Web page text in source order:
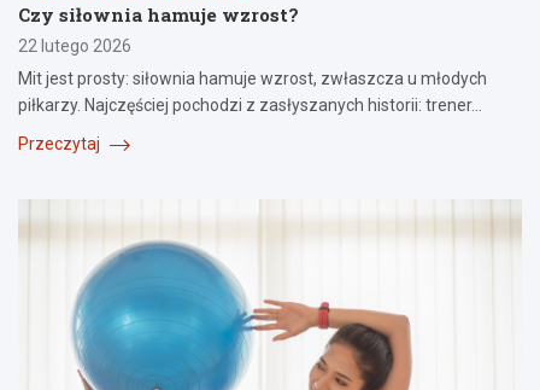
Czy siłownia hamuje wzrost?
22 lutego 2026
Mit jest prosty: siłownia hamuje wzrost, zwłaszcza u młodych
piłkarzy. Najczęściej pochodzi z zasłyszanych historii: trener…
Przeczytaj